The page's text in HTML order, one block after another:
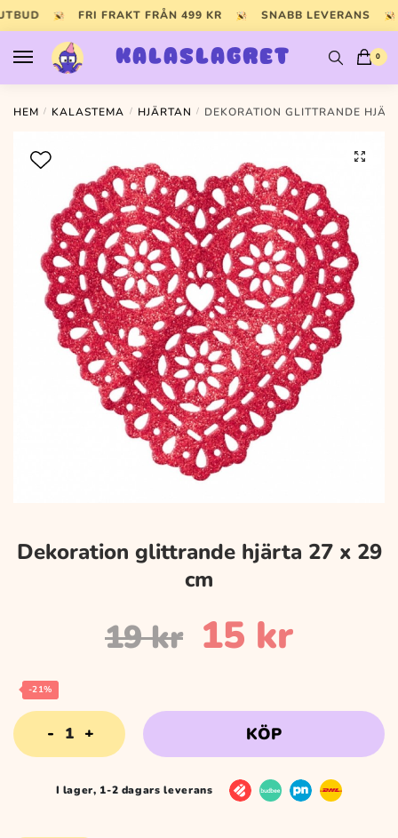
Skip
to
navigation
Skip
to
content
FRI FRAKT FRÅN 499 KR SNABB LEVERANS
KALASLAGRET 0
HEM / KALASTEMA / HJÄRTAN / DEKORATION GLITTRANDE
🔍
Dekoration glittrande hjärta 27 x 29
cm
19kr Det
priset
var:
15 krDet
priset
är:
-21%
glittrande
hjärta
27
KÖP
I lager, 1-2 dagars leverans